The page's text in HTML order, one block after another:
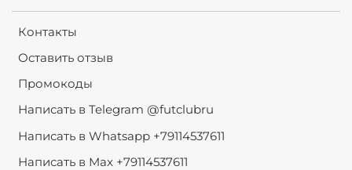
Контакты
Оставить отзыв
Промокоды
Написать в Telegram @futclubru
Написать в Whatsapp +79114537611
Написать в Max +79114537611